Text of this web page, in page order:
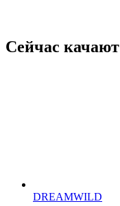
Сейчас качают
DREAMWILD